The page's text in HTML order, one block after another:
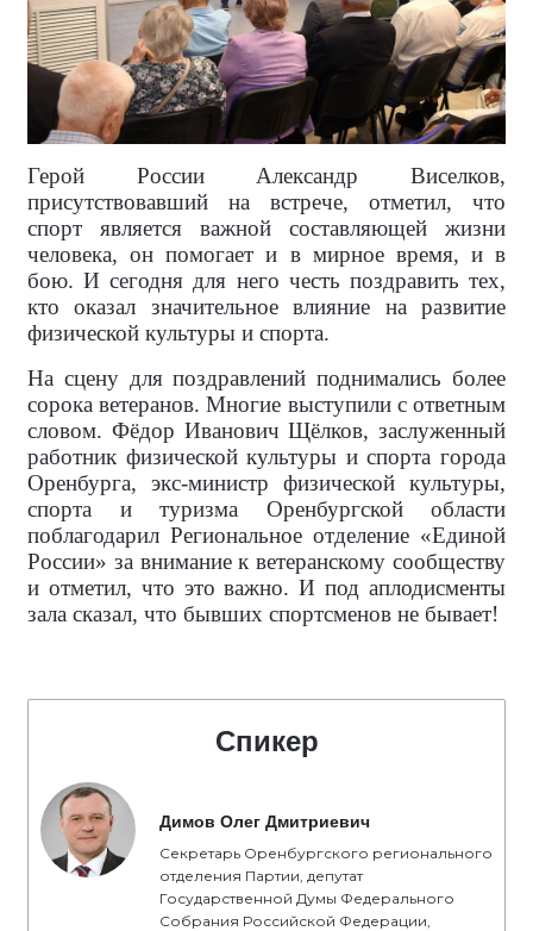
Герой России Александр Виселков,
присутствовавший на встрече, отметил, что
спорт является важной составляющей жизни
человека, он помогает и в мирное время, и в
бою. И сегодня для него честь поздравить тех,
кто оказал значительное влияние на развитие
физической культуры и спорта.
На сцену для поздравлений поднимались более
сорока ветеранов. Многие выступили с ответным
словом. Фёдор Иванович Щёлков, заслуженный
работник физической культуры и спорта города
Оренбурга, экс-министр физической культуры,
спорта и туризма Оренбургской области
поблагодарил Региональное отделение «Единой
России» за внимание к ветеранскому сообществу
и отметил, что это важно. И под аплодисменты
зала сказал, что бывших спортсменов не бывает!
Спикер
Димов Олег Дмитриевич
Секретарь Оренбургского регионального
отделения Партии, депутат
Государственной Думы Федерального
Собрания Российской Федерации,